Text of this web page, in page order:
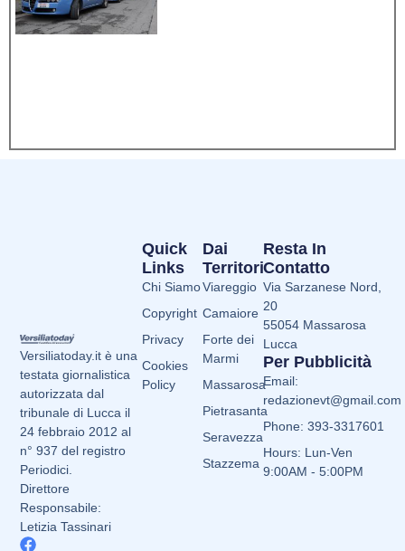
Versiliatoday.it è una
testata giornalistica
autorizzata dal
tribunale di Lucca il
24 febbraio 2012 al
n° 937 del registro
Periodici.
Direttore
Responsabile:
Letizia Tassinari
Dai
Territori
Viareggio
Camaiore
Forte dei
Marmi
Massarosa
Pietrasanta
Seravezza
Stazzema
Quick
Links
Chi Siamo
Copyright
Privacy
Cookies
Policy
Resta In
Contatto
Via Sarzanese Nord,
20
55054 Massarosa
Lucca
Per Pubblicità
Email:
redazionevt@gmail.com
Phone: 393-3317601
Hours: Lun-Ven
9:00AM - 5:00PM